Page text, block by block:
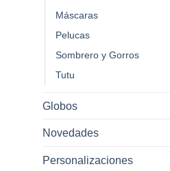
Máscaras
Pelucas
Sombrero y Gorros
Tutu
Globos
Novedades
Personalizaciones